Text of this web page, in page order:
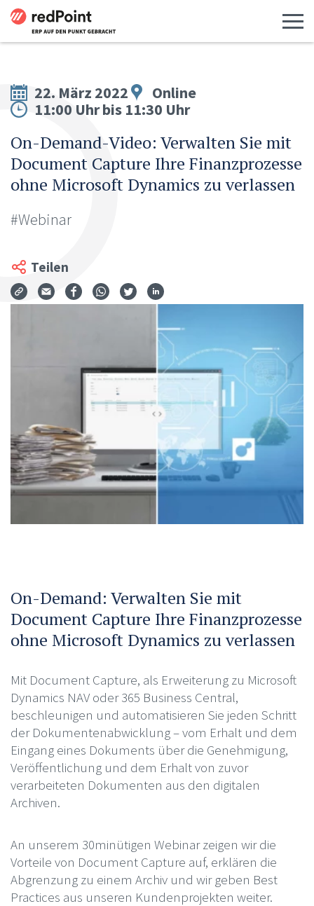
22. März 2022
Online
11:00 Uhr bis 11:30 Uhr
On-Demand-Video: Verwalten Sie mit
Document Capture Ihre Finanzprozesse
ohne Microsoft Dynamics zu verlassen
#Webinar
Teilen
Teilen
Via Mail teilen
Auf Facebook teilen
Auf WhatsApp teilen
Auf Twitter teilen
Auf LinkedIn teilen
On-Demand: Verwalten Sie mit
Document Capture Ihre Finanzprozesse
ohne Microsoft Dynamics zu verlassen
Mit Document Capture, als Erweiterung zu Microsoft
Dynamics NAV oder 365 Business Central,
beschleunigen und automatisieren Sie jeden Schritt
der Dokumentenabwicklung – vom Erhalt und dem
Eingang eines Dokuments über die Genehmigung,
Veröffentlichung und dem Erhalt von zuvor
verarbeiteten Dokumenten aus den digitalen
Archiven.
An unserem 30minütigen Webinar zeigen wir die
Vorteile von Document Capture auf, erklären die
Abgrenzung zu einem Archiv und wir geben Best
Practices aus unseren Kundenprojekten weiter.